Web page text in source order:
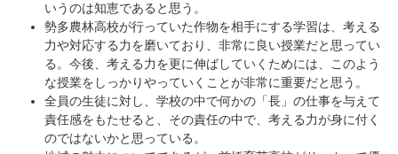
いうのは知恵であると思う。
勢多農林高校が行っていた作物を相手にする学習は、考える
力や対応する力を磨いており、非常に良い授業だと思ってい
る。今後、考える力を更に伸ばしていくためには、このよう
な授業をしっかりやっていくことが非常に重要だと思う。
全員の生徒に対し、学校の中で何かの「長」の仕事を与えて
責任感をもたせると、その責任の中で、考える力が身に付く
のではないかと思っている。